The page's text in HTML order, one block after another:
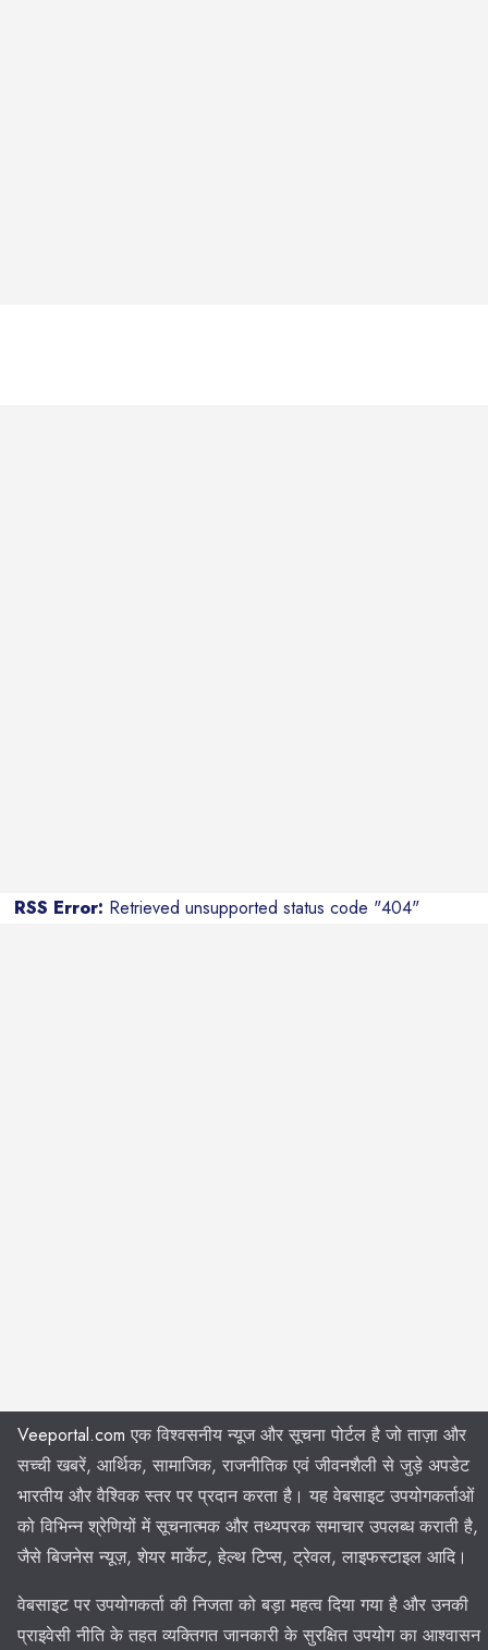
RSS Error: Retrieved unsupported status code "404"
Veeportal.com एक विश्वसनीय न्यूज और सूचना पोर्टल है जो ताज़ा और
सच्ची खबरें, आर्थिक, सामाजिक, राजनीतिक एवं जीवनशैली से जुड़े अपडेट
भारतीय और वैश्विक स्तर पर प्रदान करता है। यह वेबसाइट उपयोगकर्ताओं
को विभिन्न श्रेणियों में सूचनात्मक और तथ्यपरक समाचार उपलब्ध कराती है,
जैसे बिजनेस न्यूज़, शेयर मार्केट, हेल्थ टिप्स, ट्रेवल, लाइफस्टाइल आदि।
वेबसाइट पर उपयोगकर्ता की निजता को बड़ा महत्व दिया गया है और उनकी
प्राइवेसी नीति के तहत व्यक्तिगत जानकारी के सुरक्षित उपयोग का आश्वासन